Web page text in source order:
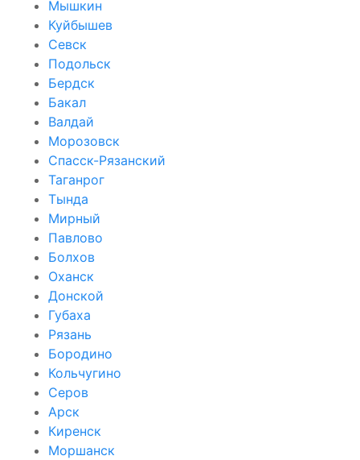
Мышкин
Куйбышев
Севск
Подольск
Бердск
Бакал
Валдай
Морозовск
Спасск-Рязанский
Таганрог
Тында
Мирный
Павлово
Болхов
Оханск
Донской
Губаха
Рязань
Бородино
Кольчугино
Серов
Арск
Киренск
Моршанск